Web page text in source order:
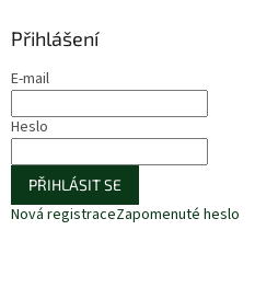
Přihlášení
E-mail
Heslo
PŘIHLÁSIT SE
Nová registraceZapomenuté heslo